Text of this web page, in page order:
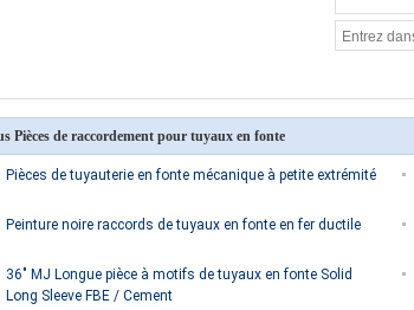
Pièces de raccordement pour tuyaux en fonte
Pièces de tuyauterie en fonte mécanique à petite extrémité
Peinture noire raccords de tuyaux en fonte en fer ductile
36" MJ Longue pièce à motifs de tuyaux en fonte Solid
Long Sleeve FBE / Cement